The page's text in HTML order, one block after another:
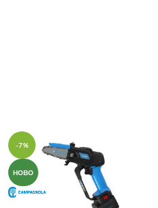
-7%
НОВО